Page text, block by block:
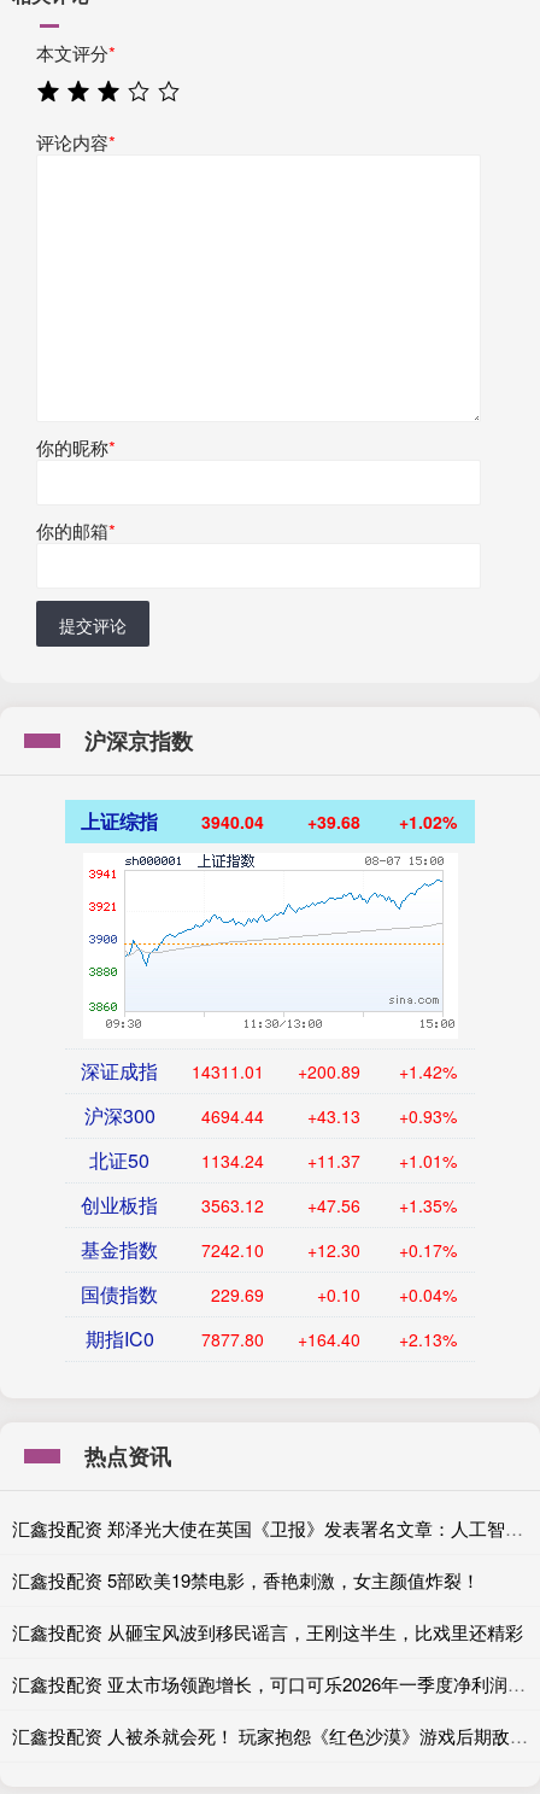
本文评分*
评论内容*
你的昵称*
你的邮箱*
提交评论
沪深京指数
上证综指 3940.04 +39.68 +1.02%
深证成指 14311.01 +200.89 +1.42%
沪深300 4694.44 +43.13 +0.93%
北证50 1134.24 +11.37 +1.01%
创业板指 3563.12 +47.56 +1.35%
基金指数 7242.10 +12.30 +0.17%
国债指数 229.69 +0.10 +0.04%
期指IC0 7877.80 +164.40 +2.13%
热点资讯
汇鑫投配资 郑泽光大使在英国《卫报》发表署名文章：人工智能的未来取决于开放合作，中英合作互利共赢
汇鑫投配资 5部欧美19禁电影，香艳刺激，女主颜值炸裂！
汇鑫投配资 从砸宝风波到移民谣言，王刚这半生，比戏里还精彩
汇鑫投配资 亚太市场领跑增长，可口可乐2026年一季度净利润增长19%
汇鑫投配资 人被杀就会死！ 玩家抱怨《红色沙漠》游戏后期敌人不会刷新